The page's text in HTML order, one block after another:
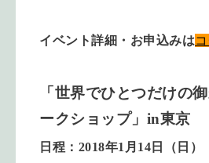
イベント詳細・お申込みは
「世界でひとつだけの
ークショップ」in東京
日程：2018年1月14日（日）